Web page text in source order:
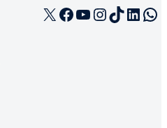
X Facebook
YouTube
TikTok